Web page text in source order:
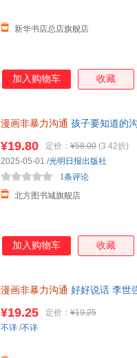
新华书店总店旗舰店
加入购物车 收藏
漫画非暴力沟通 孩子要知道的
¥19.80 定价： ¥58.00 (3.42折)
北方图书城旗舰店
1条评论
2025-05-01 /光明日报出版社
加入购物车 收藏
漫画非暴力沟通 好好说话 李世
¥19.25 定价： ¥19.25
不详 /不详